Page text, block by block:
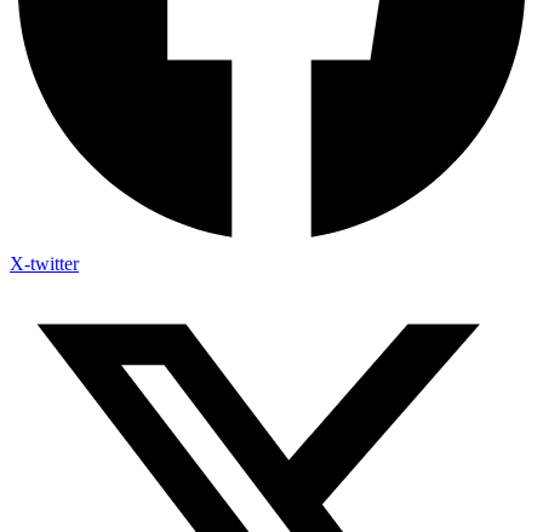
X-twitter